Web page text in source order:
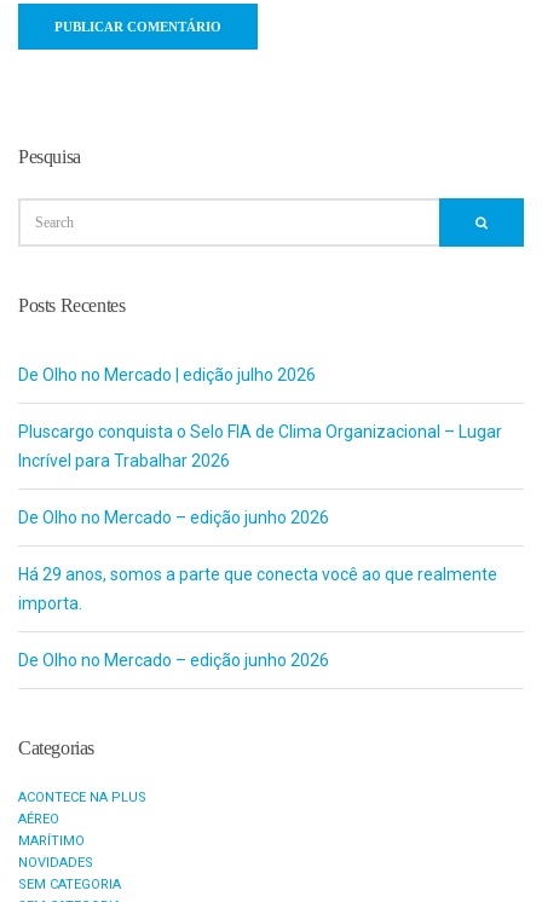
Pesquisa
Posts Recentes
De Olho no Mercado | edição julho 2026
Pluscargo conquista o Selo FIA de Clima Organizacional – Lugar
Incrível para Trabalhar 2026
De Olho no Mercado – edição junho 2026
Há 29 anos, somos a parte que conecta você ao que realmente
importa.
De Olho no Mercado – edição junho 2026
Categorias
ACONTECE NA PLUS
AÉREO
MARÍTIMO
NOVIDADES
SEM CATEGORIA